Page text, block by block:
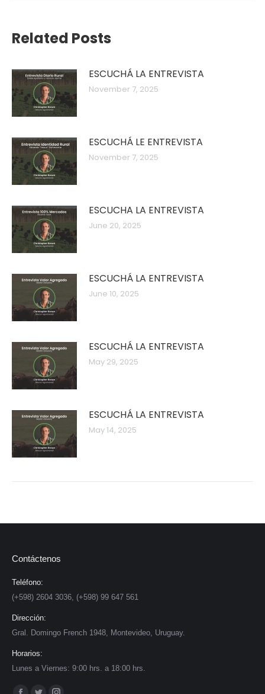
Related Posts
ESCUCHÁ LA ENTREVISTA
November 7, 2025
ESCUCHÁ LE ENTREVISTA
November 7, 2025
ESCUCHA LA ENTREVISTA
June 20, 2025
ESCUCHÁ LA ENTREVISTA
June 10, 2025
ESCUCHÁ LA ENTREVISTA
May 29, 2025
ESCUCHÁ LA ENTREVISTA
May 14, 2025
Contáctenos
Teléfono:
(+598) 2604 3036, (+598) 99 647 561
Dirección:
Gral. Domingo French 1948, Montevideo, Uruguay.
Horarios:
Lunes a Viernes: 9:00 hrs. a 18:00 hrs.
Find us on: